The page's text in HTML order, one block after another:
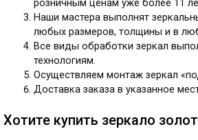
розничным ценам уже более 11
Наши мастера выполнят
любых размеров, толщины и в
Все виды обработки зеркал
технологиям.
Осуществляем монтаж зеркал
Доставка заказа в указанное
Хотите купить зеркало